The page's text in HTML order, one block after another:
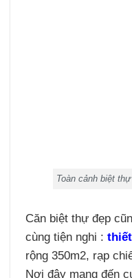
Toàn cảnh biệt
Căn biệt thự đẹp
cùng tiện nghi :
rộng 350m2, rạp
Nơi đây mang đến